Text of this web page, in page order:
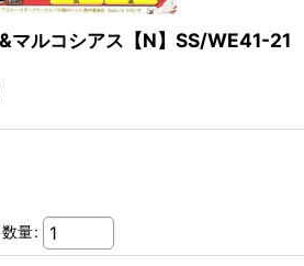
マルコシアス【N】SS/WE41-21
数量: